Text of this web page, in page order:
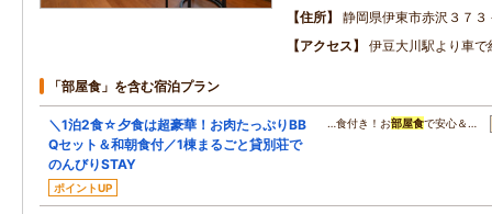
住所
静岡県伊東市赤沢３７３
アクセス
伊豆大川駅より車で
「部屋食」を含む宿泊プラン
＼1泊2食☆夕食は超豪華！お肉たっぷりBB
Qセット＆和朝食付／1棟まるごと貸別荘で
のんびりSTAY
ポイントUP
…食付き！お部屋食で安心＆…